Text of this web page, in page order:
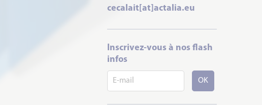
cecalait[at]actalia.eu
Inscrivez-vous à nos flash
infos